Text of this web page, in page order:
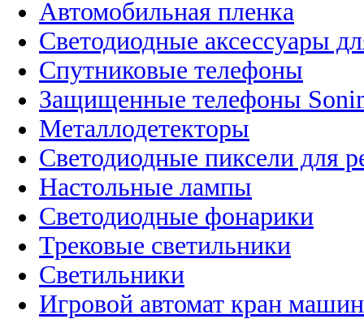
Автомобильная пленка
Светодиодные аксессуары
Спутниковые телефоны
Защищенные телефоны
Металлодетекторы
Светодиодные пиксели для
Настольные лампы
Светодиодные фонарики
Трековые светильники
Светильники
Игровой автомат кран